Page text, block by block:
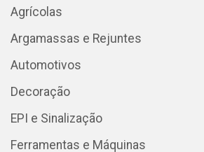
Agrícolas
Argamassas e Rejuntes
Automotivos
Decoração
EPI e Sinalização
Ferramentas e Máquinas